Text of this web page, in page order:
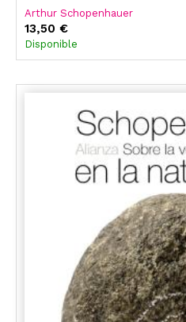
Arthur Schopenhauer
13,50 €
Disponible